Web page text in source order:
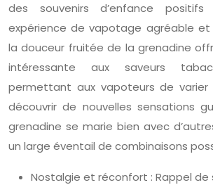
des souvenirs d’enfance
expérience de vapotage agréable et
la douceur fruitée de la grenadine
intéressante aux saveurs
permettant aux vapoteurs de
découvrir de nouvelles sensations
grenadine se marie bien avec
un large éventail de combinaisons
Nostalgie et réconfort : Rappel de